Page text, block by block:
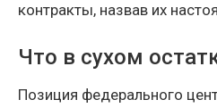
контракты, назвав их
Что в сухом
Позиция федерального